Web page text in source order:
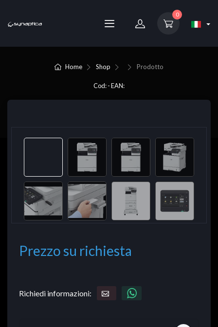
0
Home Shop Prodotto
Cod: - EAN:
Prezzo su richiesta
Richiedi informazioni: